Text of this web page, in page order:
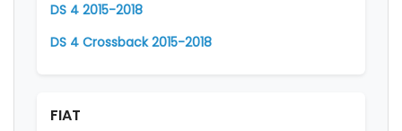
DS 4 2015-2018
DS 4 Crossback 2015-2018
FIAT